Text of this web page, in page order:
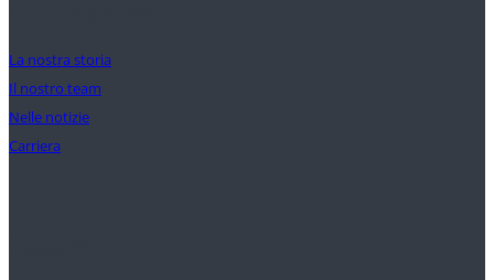
La nostra storia
Il nostro team
Nelle notizie
Carriera